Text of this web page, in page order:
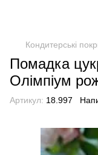
Кондитерські
Помадка
Олімпіум
Артикул: 18.997